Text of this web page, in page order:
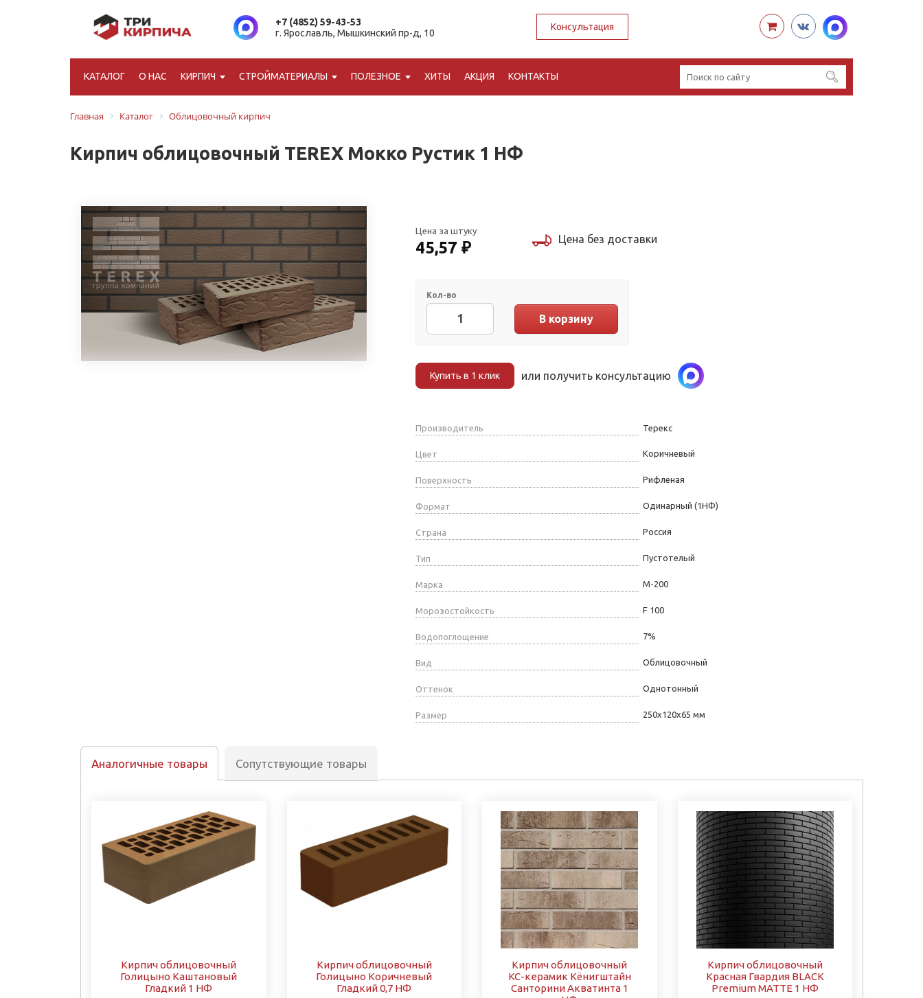
+7 (4852) 59-43-53
г. Ярославль, Мышкинский пр-д, 10
Консультация
КАТАЛОГ О НАС КИРПИЧ СТРОЙМАТЕРИАЛЫ ПОЛЕЗНОЕ ХИТЫ АКЦИЯ КОНТАКТЫ
Главная Каталог Облицовочный кирпич
Кирпич облицовочный TEREX Мокко Рустик 1 НФ
Цена за штуку
45,57 ₽ Цена без доставки
Кол-во
В корзину
Купить в 1 клик или получить консультацию
Производитель Терекс
Цвет Коричневый
Поверхность Рифленая
Формат Одинарный (1НФ)
Страна Россия
Тип Пустотелый
Марка М-200
Морозостойкость F 100
Водопоглощение 7%
Вид Облицовочный
Оттенок Однотонный
Размер 250х120х65 мм
Аналогичные товары Сопутствующие товары
Кирпич облицовочный
Голицыно Каштановый
Гладкий 1 НФ
Кирпич облицовочный
Голицыно Коричневый
Гладкий 0,7 НФ
Кирпич облицовочный
КС-керамик Кёнигштайн
Санторини Акватинта 1
Кирпич облицовочный
Красная Гвардия BLACK
Premium MATTE 1 НФ